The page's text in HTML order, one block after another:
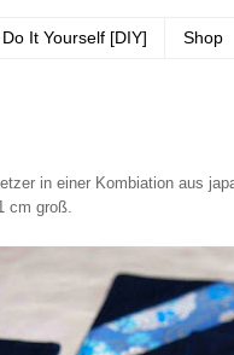
Do It Yourself [DIY] Shop
in einer Kombiation aus
cm groß.